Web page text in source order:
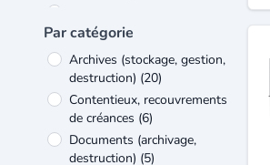
assurances
Formation (1)
Véhicules et matériels de
transport
Par catégorie
Archives (stockage, gestion,
destruction) (20)
Contentieux, recouvrements
de créances (6)
Documents (archivage,
destruction) (5)